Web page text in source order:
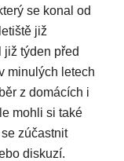
se konal od
již
již týden před
minulých letech
z domácích i
mohli si také
zúčastnit
diskuzí.